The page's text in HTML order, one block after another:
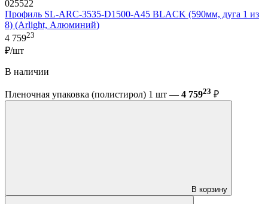
025522
Профиль SL-ARC-3535-D1500-A45 BLACK (590мм, дуга 1 из
8) (Arlight, Алюминий)
4 75923
₽/шт
В наличии
Пленочная упаковка (полистирол) 1 шт — 4 75923 ₽
В корзину